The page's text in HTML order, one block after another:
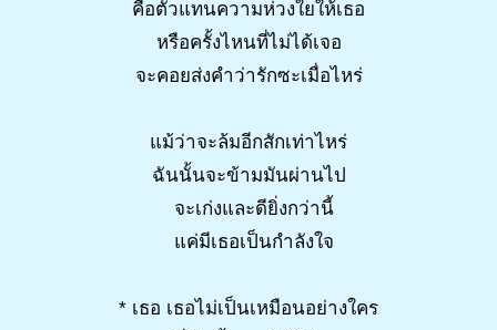
คือตัวแทนความห่วงใยให้เธอ
หรือครั้งไหนที่ไม่ได้เจอ
จะคอยส่งคำว่ารักซะเมื่อไหร่
แม้ว่าจะล้มอีกสักเท่าไหร่
ฉันนั้นจะข้ามมันผ่านไป
จะเก่งและดียิ่งกว่านี้
แค่มีเธอเป็นกำลังใจ
* เธอ เธอไม่เป็นเหมือนอย่างใคร